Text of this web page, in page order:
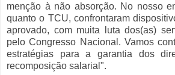
menção à não absorção. No nosso
quanto o TCU, confrontaram
aprovado, com muita luta dos(as)
pelo Congresso Nacional. Vamos
estratégias para a garantia dos
recomposição salarial".